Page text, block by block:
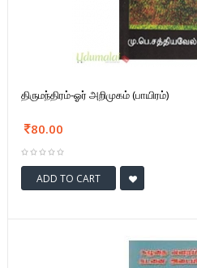
திருமந்திரம்-ஓர் அறிமுகம் (பாயிரம்)
80.00
ADD TO CART